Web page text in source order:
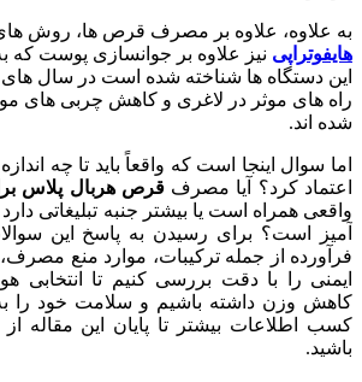
به علاوه، علاوه بر مصرف قرص ها، روش های
هایفوتراپی نیز علاوه بر جوانسازی پوست که
این دستگاه ها شناخته شده است در سال های
راه های موثر در لاغری و کاهش چربی
شده اند.
اما سوال اینجا است که واقعاً باید تا چه
اعتماد کرد؟ آیا مصرفقرص هربال پلاس
واقعی همراه است یا بیشتر جنبه تبلیغاتی
آمیز است؟ برای رسیدن به پاسخ این
فرآورده از جمله ترکیبات، موارد منع
ایمنی را با دقت بررسی کنیم تا انتخابی
کاهش وزن داشته باشیم و سلامت خود را
کسب اطلاعات بیشتر تا پایان این مقاله
باشید.